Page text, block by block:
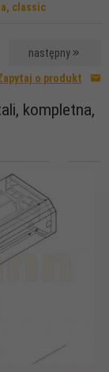
classic
następny
o produkt
kompletna,